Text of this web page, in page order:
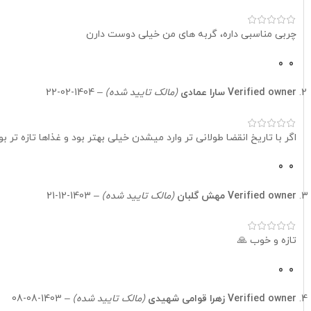
جدول میزان مصرف روزانه غذای بچه‌گربه
۳ کیلوگرم
۳ کیلوگرم
۳ کیلوگرم
۳ کیلوگرم
۴ کیلوگرم
چربی مناسبی داره، گربه های من خیلی دوست دارن
0
0
Verified owner سارا عمادی(مالک تایید شده) –
1404-02-22
اگر با تاریخ انقضا طولانی تر وارد میشدن خیلی بهتر بود و غذاها تازه تر
0
0
Verified owner مهش گلبان(مالک تایید شده) –
1403-12-21
تازه و خوب 🙏
0
0
Verified owner زهرا قوامی شهیدی(مالک تایید شده) –
1403-08-08